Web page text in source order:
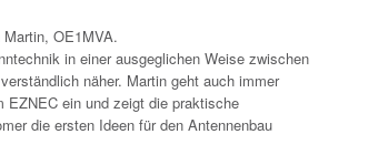
OE1MVA.
in einer ausgeglichen Weise zwischen
näher. Martin geht auch immer
EZNEC ein und zeigt die praktische
die ersten Ideen für den Antennenbau